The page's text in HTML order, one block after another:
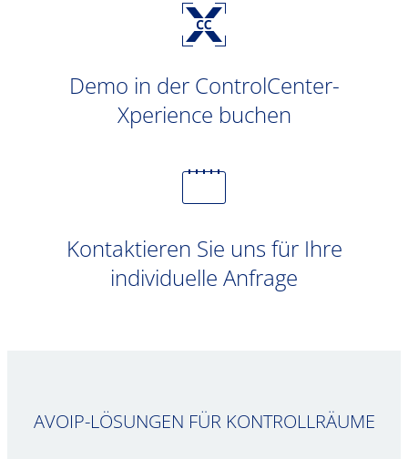
Demo in der ControlCenter-
Xperience buchen
Kontaktieren Sie uns für Ihre
individuelle Anfrage
AVOIP-LÖSUNGEN FÜR KONTROLLRÄUME